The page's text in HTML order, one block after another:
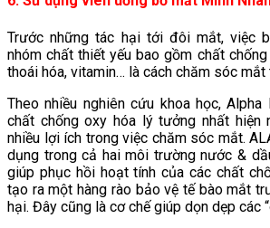
Trước những tác hại tới đôi mắt, việc
nhóm chất thiết yếu bao gồm chất
thoái hóa, vitamin… là cách chăm sóc mắt
Theo nhiều nghiên cứu khoa học,
chất chống oxy hóa lý tưởng nhất hiện
nhiều lợi ích trong việc chăm sóc mắt.
dụng trong cả hai môi trường nước &
giúp phục hồi hoạt tính của các chất
tạo ra một hàng rào bảo vệ tế bào mắt
hại. Đây cũng là cơ chế giúp dọn dẹp các